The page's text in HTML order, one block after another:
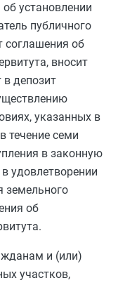
установлении
публичного
соглашения об
вносит
в депозит
указанных в
течение семи
в законную
удовлетворении
земельного
об
и (или)
участков,